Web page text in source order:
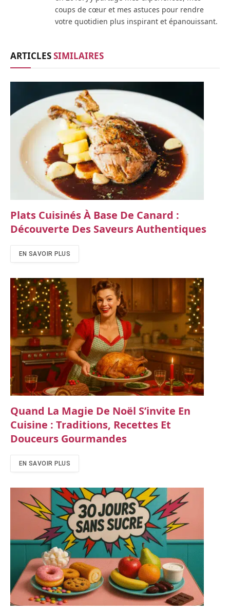
coups de cœur et mes astuces pour rendre
votre quotidien plus inspirant et épanouissant.
ARTICLESSIMILAIRES
Plats Cuisinés À Base De Canard :
Découverte Des Saveurs Authentiques
EN SAVOIR PLUS
Quand La Magie De Noël S’invite En
Cuisine : Traditions, Recettes Et
Douceurs Gourmandes
EN SAVOIR PLUS